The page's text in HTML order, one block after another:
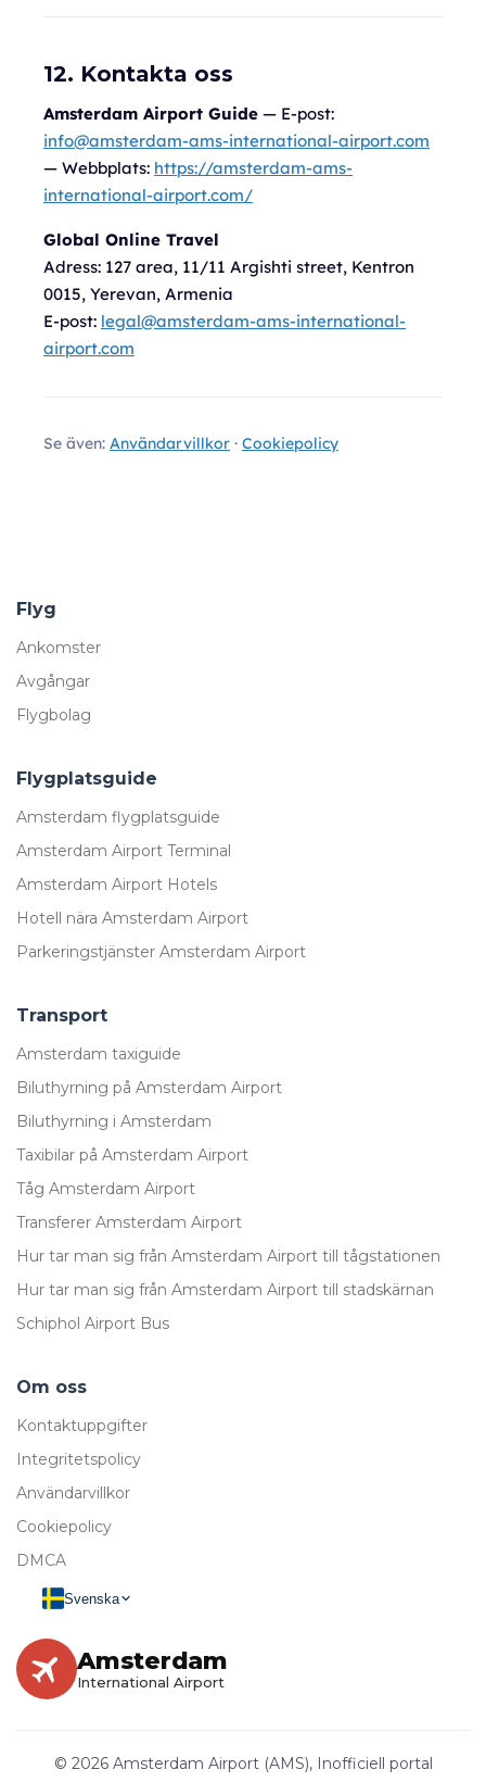
12. Kontakta oss
Amsterdam Airport Guide — E-post:
info@amsterdam-ams-international-airport.com
— Webbplats: https://amsterdam-ams-
international-airport.com/
Global Online Travel
Adress: 127 area, 11/11 Argishti street, Kentron
0015, Yerevan, Armenia
E-post: legal@amsterdam-ams-international-
airport.com
Se även: Användarvillkor · Cookiepolicy
Flyg
Ankomster
Avgångar
Flygbolag
Flygplatsguide
Amsterdam flygplatsguide
Amsterdam Airport Terminal
Amsterdam Airport Hotels
Hotell nära Amsterdam Airport
Parkeringstjänster Amsterdam Airport
Transport
Amsterdam taxiguide
Biluthyrning på Amsterdam Airport
Biluthyrning i Amsterdam
Taxibilar på Amsterdam Airport
Tåg Amsterdam Airport
Transferer Amsterdam Airport
Hur tar man sig från Amsterdam Airport till tågstationen
Hur tar man sig från Amsterdam Airport till stadskärnan
Schiphol Airport Bus
Om oss
Kontaktuppgifter
Integritetspolicy
Användarvillkor
Cookiepolicy
DMCA
Svenska
Amsterdam
International Airport
© 2026 Amsterdam Airport (AMS), Inofficiell portal